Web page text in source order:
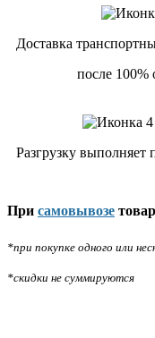
Доставка
после 100%
Разгрузку выполняет
При самовывозе
*при покупке одного или
*скидки не суммируются